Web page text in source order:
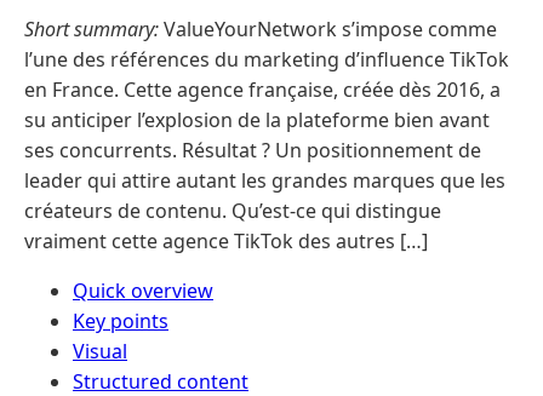
Short summary:ValueYourNetwork s’impose comme
l’une des références du marketing d’influence TikTok
en France. Cette agence française, créée dès 2016, a
su anticiper l’explosion de la plateforme bien avant
ses concurrents. Résultat ? Un positionnement de
leader qui attire autant les grandes marques que les
créateurs de contenu. Qu’est-ce qui distingue
vraiment cette agence TikTok des autres […]
Quick overview
Key points
Visual
Structured content